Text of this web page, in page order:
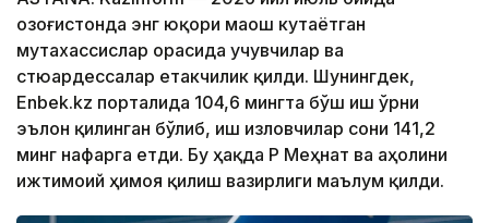
Қозоғистонда энг юқори маош кутаётган
мутахассислар орасида учувчилар ва
стюардессалар етакчилик қилди. Шунингдек,
Enbek.kz порталида 104,6 мингта бўш иш ўрни
эълон қилинган бўлиб, иш изловчилар сони 141,2
минг нафарга етди. Бу ҳақда ҚР Меҳнат ва аҳолини
ижтимоий ҳимоя қилиш вазирлиги маълум қилди.